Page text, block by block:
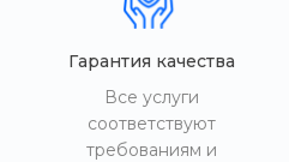
Гарантия качества
Все услуги
соответствуют
требованиям и